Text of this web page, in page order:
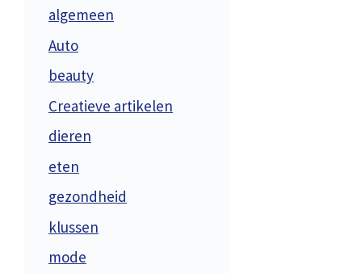
algemeen
Auto
beauty
Creatieve artikelen
dieren
eten
gezondheid
klussen
mode